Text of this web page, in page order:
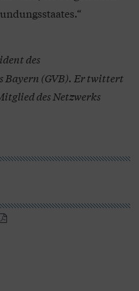
des
Bayern (GVB). Er twittert
des Netzwerks